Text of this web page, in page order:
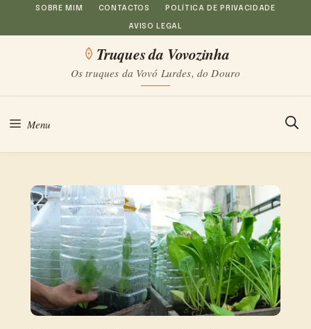
Saltar
para
conteúdo
SOBRE MIM CONTACTOS POLÍTICA DE PRIVACIDADE
AVISO LEGAL
Truques da Vovozinha
Os truques da Vovó Lurdes, do Douro
Menu